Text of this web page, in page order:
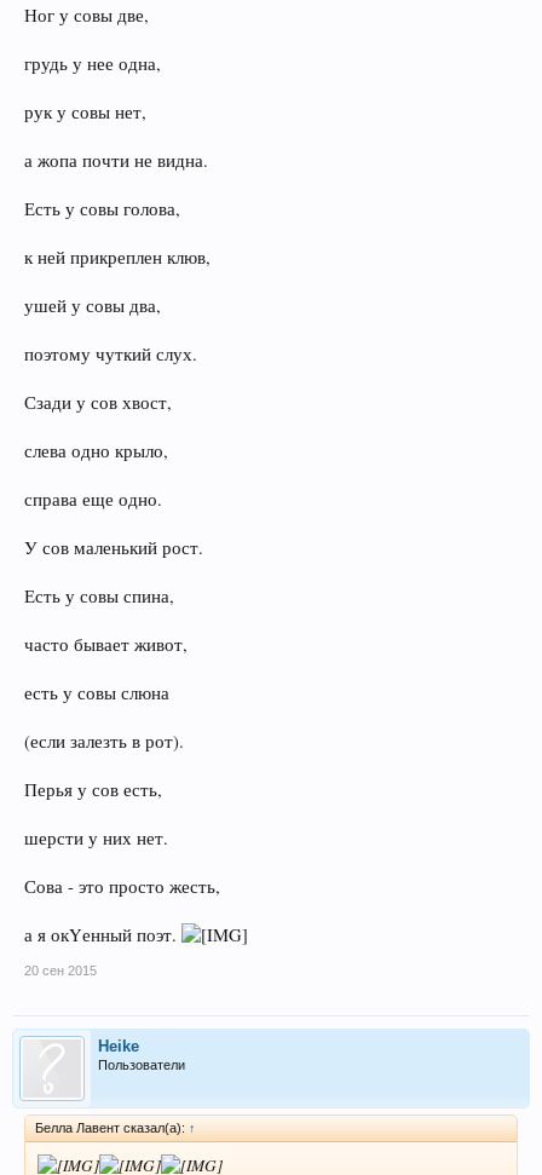
Ног у совы две,
грудь у нее одна,
рук у совы нет,
а жопа почти не видна.
Есть у совы голова,
к ней прикреплен клюв,
ушей у совы два,
поэтому чуткий слух.
Сзади у сов хвост,
слева одно крыло,
справа еще одно.
У сов маленький рост.
Есть у совы спина,
часто бывает живот,
есть у совы слюна
(если залезть в рот).
Перья у сов есть,
шерсти у них нет.
Сова - это просто жесть,
а я окYенный поэт.
20 сен 2015
Heike
Пользователи
Белла Лавент сказал(а): ↑